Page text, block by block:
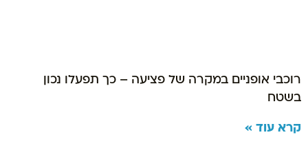
רוכבי אופניים במקרה של פציעה – כך תפעלו נכון
בשטח
קרא עוד »